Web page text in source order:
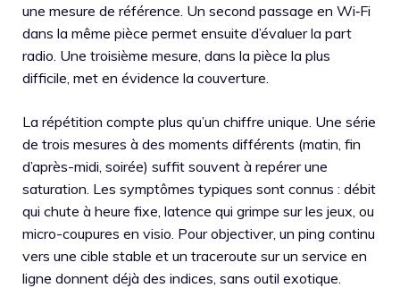
une mesure de référence. Un second passage en Wi‑Fi
dans la même pièce permet ensuite d’évaluer la part
radio. Une troisième mesure, dans la pièce la plus
difficile, met en évidence la couverture.
La répétition compte plus qu’un chiffre unique. Une série
de trois mesures à des moments différents (matin, fin
d’après-midi, soirée) suffit souvent à repérer une
saturation. Les symptômes typiques sont connus : débit
qui chute à heure fixe, latence qui grimpe sur les jeux, ou
micro-coupures en visio. Pour objectiver, un ping continu
vers une cible stable et un traceroute sur un service en
ligne donnent déjà des indices, sans outil exotique.